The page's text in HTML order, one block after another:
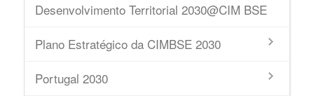
Desenvolvimento Territorial 2030@CIM BSE
Plano Estratégico da CIMBSE 2030
Portugal 2030